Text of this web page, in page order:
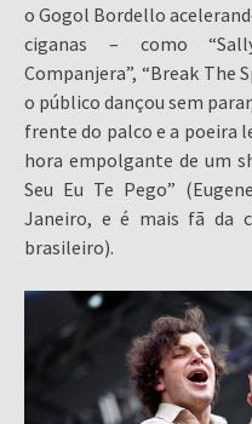
o Gogol Bordello
ciganas – como
Companjera”, “Break The
o público dançou sem
frente do palco e a poeira
hora empolgante de um
Seu Eu Te Pego”
Janeiro, e é mais fã da
brasileiro).